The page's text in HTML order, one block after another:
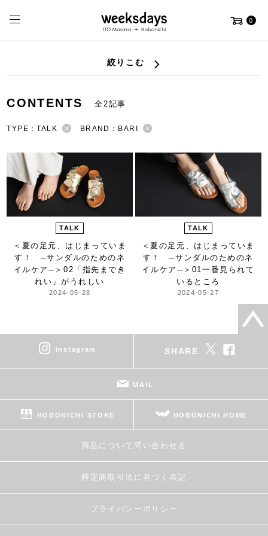
0
絞りこむ
CONTENTS 全2記事
TYPE：TALK BRAND：BARI
TALK
＜夏の足元、はじまっていま
す！ ─サンダルのためのネ
イルケア─＞02「指先までき
れい」がうれしい
2024-05-28
TALK
＜夏の足元、はじまっていま
す！ ─サンダルのためのネ
イルケア─＞ 01一番見られて
いるところ
2024-05-27
instagram SHARE
MAIL
HOBONICHI STORE HOBONICHI HOME
商品について問い合わせる
特定商取引法に基づく表記
プライバシーポリシー